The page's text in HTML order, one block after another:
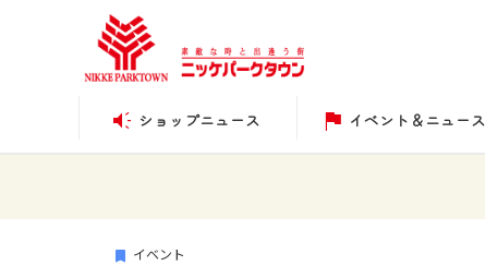
ショップニュース イベント＆ニュース
イベント